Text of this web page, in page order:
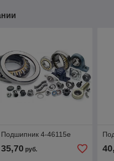
Подшипник 4-46115е
35,70руб.